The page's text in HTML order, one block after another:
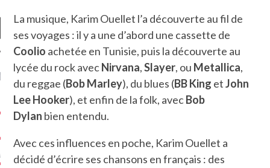
CRITIQUES
7.6
DUDE’S REV...
6.8
– HEL...
La musique, Karim Ouellet l’a découverte au fil de
ses voyages : il y a une d’abord une cassette de
Coolio achetée en Tunisie, puis la découverte au
lycée du rock avecNirvana,Slayer, ou Metallica,
du reggae (Bob Marley), du blues (BB King etJohn
Lee Hooker), et enfin de la folk, avecBob
Dylan bien entendu.
Avec ces influences en poche, Karim Ouellet a
décidé d’écrire ses chansons en français : des